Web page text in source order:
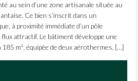
au sein d’une zone artisanale située au
Ce bien s’inscrit dans un
à proximité immédiate d’un pôle
attractif. Le bâtiment développe une
m², équipée de deux aérothermes, […]